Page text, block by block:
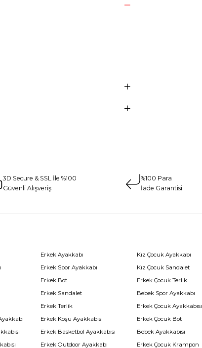
3D Secure & SSL İle %100
Güvenli Alışveriş
%100 Para
İade Garantisi
Erkek Ayakkabı
Erkek Spor Ayakkabı
Erkek Bot
Erkek Sandalet
Erkek Terlik
Erkek Koşu Ayakkabısı
Erkek Basketbol Ayakkabısı
Erkek Outdoor Ayakkabı
Kız Çocuk Ayakkabı
Kız Çocuk Sandalet
Erkek Çocuk Terlik
Bebek Spor Ayakkabı
Erkek Çocuk Ayakkabısı
Erkek Çocuk Bot
Bebek Ayakkabısı
Erkek Çocuk Krampon